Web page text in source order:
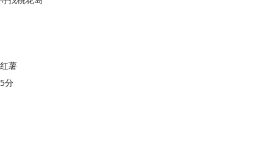
红薯
5分